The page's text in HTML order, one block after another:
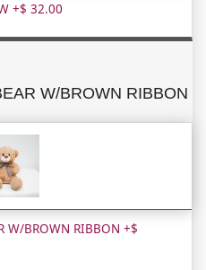
+$ 32.00
W/BROWN RIBBON
W/BROWN RIBBON +$